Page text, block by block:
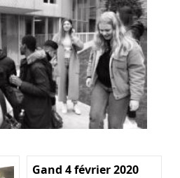
Gand 4 février 2020